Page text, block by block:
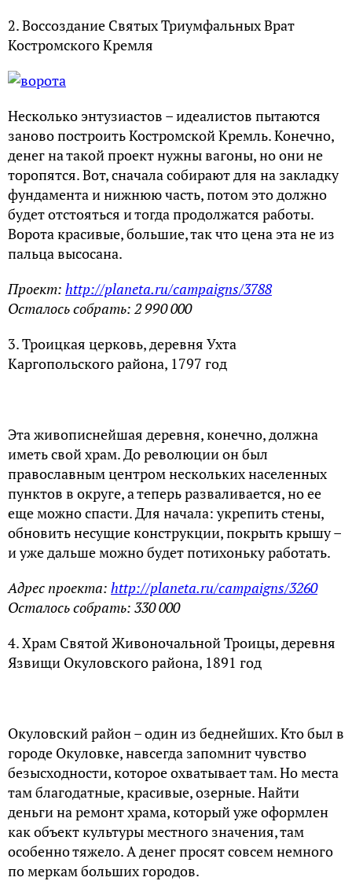
2. Воссоздание Святых Триумфальных Врат
Костромского Кремля
Несколько энтузиастов – идеалистов пытаются
заново построить Костромской Кремль. Конечно,
денег на такой проект нужны вагоны, но они не
торопятся. Вот, сначала собирают для на закладку
фундамента и нижнюю часть, потом это должно
будет отстояться и тогда продолжатся работы.
Ворота красивые, большие, так что цена эта не из
пальца высосана.
Проект: http://planeta.ru/campaigns/3788
Осталось собрать: 2 990 000
3. Троицкая церковь, деревня Ухта
Каргопольского района, 1797 год
Эта живописнейшая деревня, конечно, должна
иметь свой храм. До революции он был
православным центром нескольких населенных
пунктов в округе, а теперь разваливается, но ее
еще можно спасти. Для начала: укрепить стены,
обновить несущие конструкции, покрыть крышу –
и уже дальше можно будет потихоньку работать.
Адрес проекта: http://planeta.ru/campaigns/3260
Осталось собрать: 330 000
4. Храм Святой Живоночальной Троицы, деревня
Язвищи Окуловского района, 1891 год
Окуловский район – один из беднейших. Кто был в
городе Окуловке, навсегда запомнит чувство
безысходности, которое охватывает там. Но места
там благодатные, красивые, озерные. Найти
деньги на ремонт храма, который уже оформлен
как объект культуры местного значения, там
особенно тяжело. А денег просят совсем немного
по меркам больших городов.